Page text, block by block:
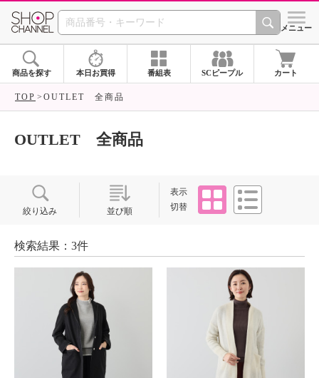
SHOP CHANNEL ショッ
メニュー
商品を探す 本日お買得 番組表 SCピープル カート
TOP OUTLET 全商品
OUTLET 全商品
絞り込み 並び順
表示
切替
タイル
検索結果：3件